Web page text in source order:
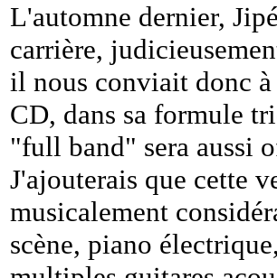
L'automne dernier,
carrière,
il nous conviait donc à
CD, dans sa formule
"full band" sera aussi
J'ajouterais que cette
musicalement
scène, piano